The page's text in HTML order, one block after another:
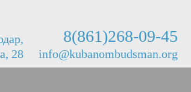
28
8(861)268-09-45
info@kubanombudsman.org